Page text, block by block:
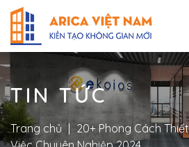
TIN TỨC
Trang chủ
20+ Phong Cách